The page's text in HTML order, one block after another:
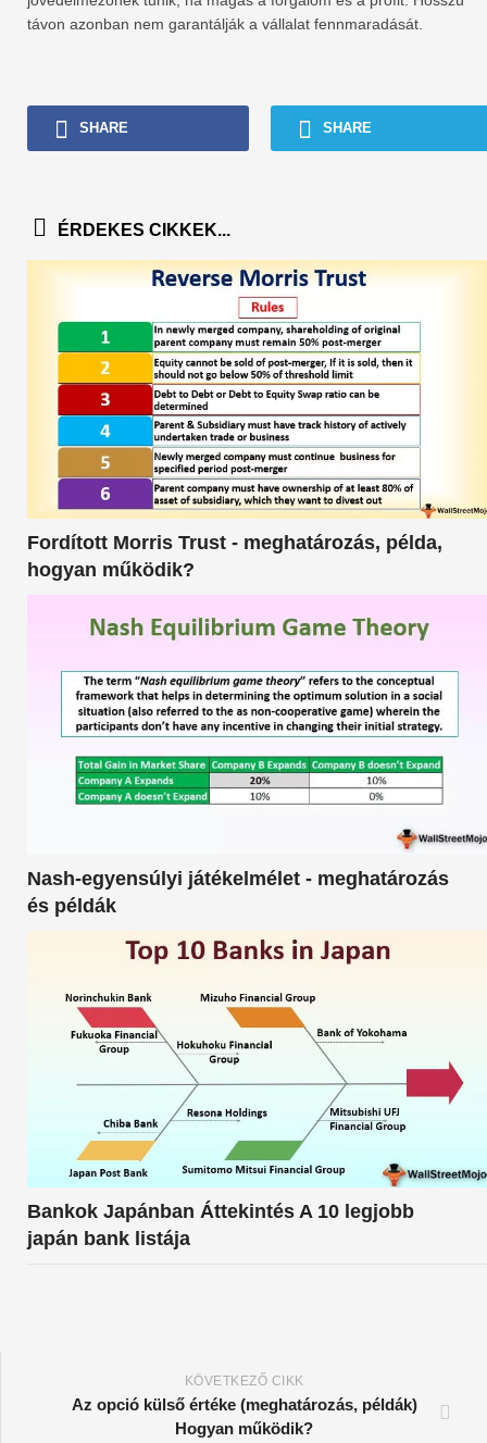
távon azonban nem garantálják a vállalat fennmaradását.
SHARE SHARE
ÉRDEKES CIKKEK...
Fordított Morris Trust - meghatározás, példa,
hogyan működik?
Nash-egyensúlyi játékelmélet - meghatározás
és példák
Bankok Japánban Áttekintés A 10 legjobb
japán bank listája
KÖVETKEZŐ CIKK
Az opció külső értéke (meghatározás, példák)
Hogyan működik?